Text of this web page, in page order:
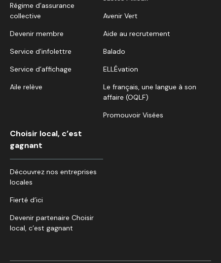
Régime d’assurance
collective
Devenir membre
Service d’infolettre
Service d’affichage
Aile relève
Avenir Vert
Aide au recrutement
Balado
ELLÉvation
Le français, une langue à son
affaire (OQLF)
Promouvoir Visées
Choisir local, c’est
gagnant
Découvrez nos entreprises
locales
Fierté d’ici
Devenir partenaire Choisir
local, c’est gagnant